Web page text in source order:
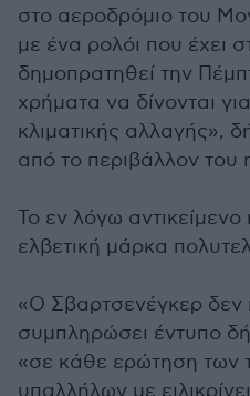
στο αεροδρόμιο του
με ένα ρολόι που έχει
δημοπρατηθεί την
χρήματα να δίνονται
κλιματικής αλλαγής»,
από το περιβάλλον του
Το εν λόγω
ελβετική μάρκα
«Ο Σβαρτσενέγκερ δεν
συμπληρώσει έντυπο
«σε κάθε ερώτηση των
υπαλλήλων με